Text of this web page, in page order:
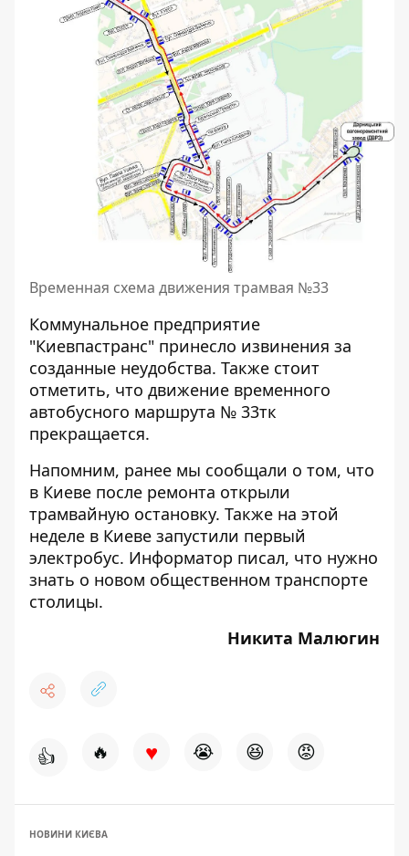
Временная схема движения трамвая №33
Коммунальное предприятие
"Киевпастранс" принесло извинения за
созданные неудобства. Также стоит
отметить, что движение временного
автобусного маршрута № 33тк
прекращается.
Напомним, ранее мы сообщали о том, что
в Киеве после ремонта открыли
трамвайную остановку. Также на этой
неделе в Киеве запустили первый
электробус. Информатор писал, что нужно
знать о новом общественном транспорте
столицы.
Никита Малюгин
👍 🔥 ♥ 😭 😆 😡
НОВИНИ КИЄВА